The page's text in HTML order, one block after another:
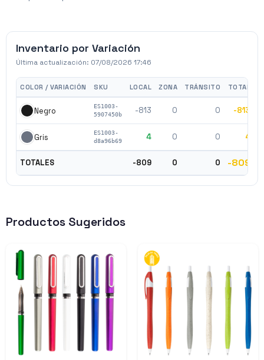
Inventario por Variación
Última actualización: 07/08/2026 17:46
COLOR / VARIACIÓN SKU LOCAL ZONA TRÁNSITO TOTAL
Negro
ES1003-
5907450b
-813 0 0 -813
Gris
ES1003-
d8a96b69
4 0 0 4
TOTALES -809 0 0 -809
Productos Sugeridos